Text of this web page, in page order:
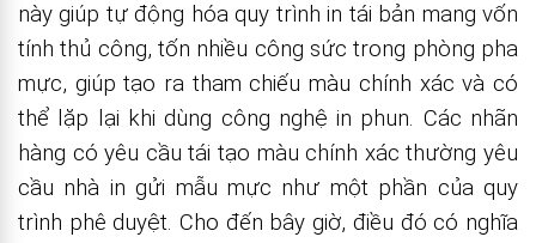
này giúp tự động hóa quy trình in tái bản mang vốn
tính thủ công, tốn nhiều công sức trong phòng pha
mực, giúp tạo ra tham chiếu màu chính xác và có
thể lặp lại khi dùng công nghệ in phun. Các nhãn
hàng có yêu cầu tái tạo màu chính xác thường yêu
cầu nhà in gửi mẫu mực như một phần của quy
trình phê duyệt. Cho đến bây giờ, điều đó có nghĩa